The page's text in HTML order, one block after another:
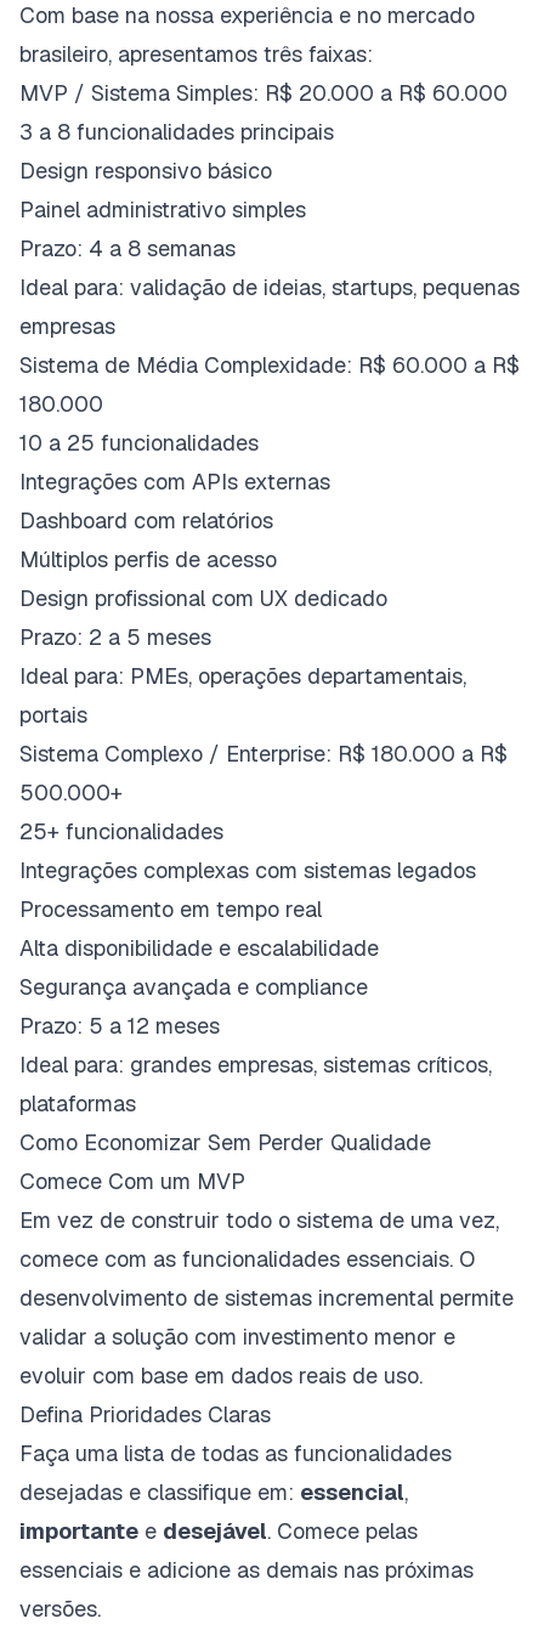
Com base na nossa experiência e no mercado
brasileiro, apresentamos três faixas:
MVP / Sistema Simples: R$ 20.000 a R$ 60.000
3 a 8 funcionalidades principais
Design responsivo básico
Painel administrativo simples
Prazo: 4 a 8 semanas
Ideal para: validação de ideias, startups, pequenas
empresas
Sistema de Média Complexidade: R$ 60.000 a R$
180.000
10 a 25 funcionalidades
Integrações com APIs externas
Dashboard com relatórios
Múltiplos perfis de acesso
Design profissional com UX dedicado
Prazo: 2 a 5 meses
Ideal para: PMEs, operações departamentais,
portais
Sistema Complexo / Enterprise: R$ 180.000 a R$
500.000+
25+ funcionalidades
Integrações complexas com sistemas legados
Processamento em tempo real
Alta disponibilidade e escalabilidade
Segurança avançada e compliance
Prazo: 5 a 12 meses
Ideal para: grandes empresas, sistemas críticos,
plataformas
Como Economizar Sem Perder Qualidade
Comece Com um MVP
Em vez de construir todo o sistema de uma vez,
comece com as funcionalidades essenciais. O
desenvolvimento de sistemas incremental permite
validar a solução com investimento menor e
evoluir com base em dados reais de uso.
Defina Prioridades Claras
Faça uma lista de todas as funcionalidades
desejadas e classifique em: essencial,
importante e desejável. Comece pelas
essenciais e adicione as demais nas próximas
versões.